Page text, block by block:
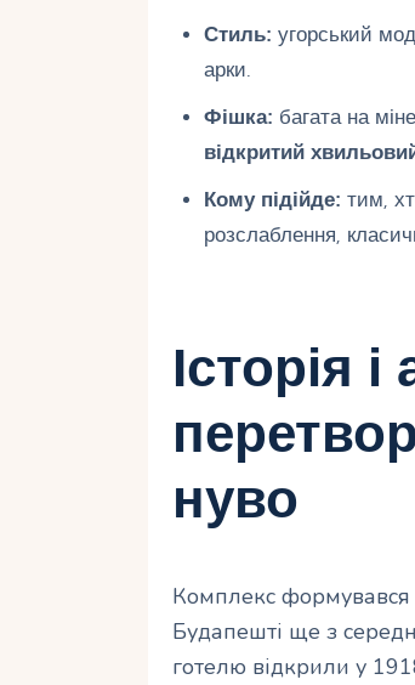
Стиль: угорський
арки.
Фішка: багата на
відкритий
Кому підійде: тим,
розслаблення,
Історія
нуво
Комплекс формувався
Будапешті ще з
готелю відкрили у